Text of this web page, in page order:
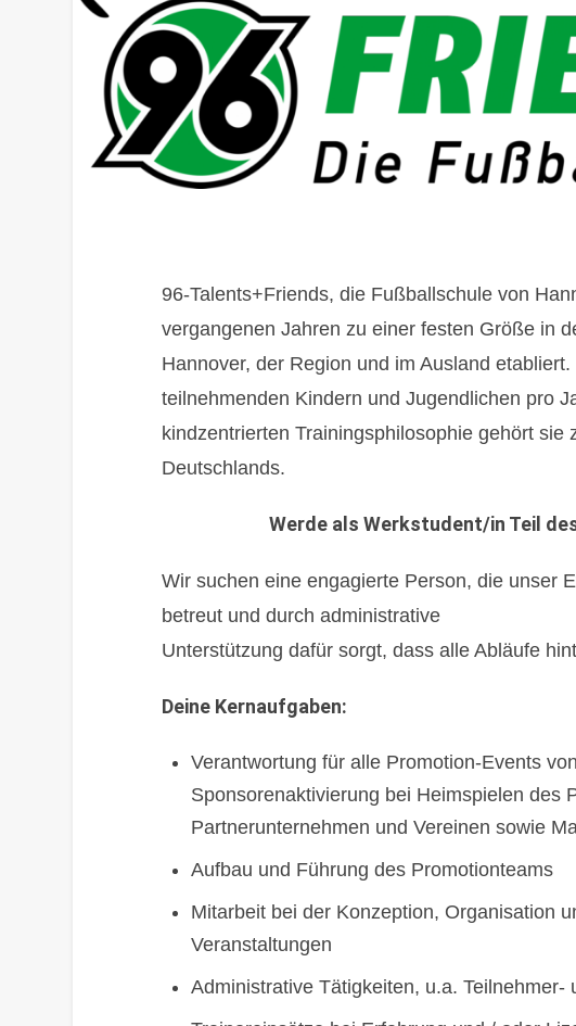
96-Talents+Friends, die Fußballschule von
vergangenen Jahren zu einer festen Größe in
Hannover, der Region und im Ausland
teilnehmenden Kindern und Jugendlichen pro
kindzentrierten Trainingsphilosophie gehört sie
Deutschlands.
Werde als Werkstudent/in Teil
Wir suchen eine engagierte Person, die unser
betreut und durch administrative
Unterstützung dafür sorgt, dass alle Abläufe
Deine Kernaufgaben:
Verantwortung für alle Promotion-Events
Sponsorenaktivierung bei Heimspielen des
Partnerunternehmen und Vereinen sowie
Aufbau und Führung des Promotionteams
Mitarbeit bei der Konzeption, Organisation
Veranstaltungen
Administrative Tätigkeiten, u.a. Teilnehmer-